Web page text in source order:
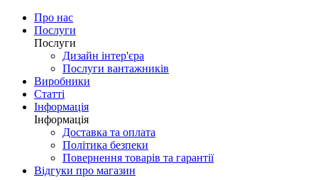
Про нас
Послуги
Послуги
Дизайн інтер'єра
Послуги вантажників
Виробники
Статті
Інформація
Інформація
Доставка та оплата
Політика безпеки
Повернення товарів та гарантії
Відгуки про магазин